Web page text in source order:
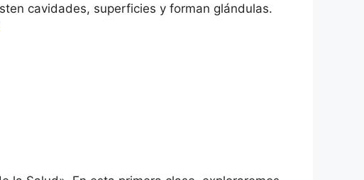
cavidades, superficies y forman glándulas.